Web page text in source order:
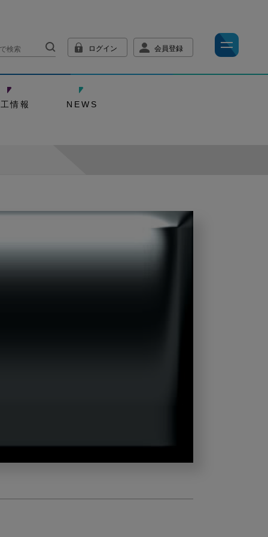
ログイン 会員登録
情報 NEWS